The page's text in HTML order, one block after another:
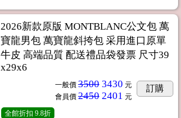
2026新款原版 MONTBLANC公文包 萬
寶龍男包 萬寶龍斜挎包 采用進口原單
牛皮 高端品質 配送禮品袋發票 尺寸39
x29x6
一般價 3500 3430 元
會員價 2450 2401 元
訂購
全館折扣 9.8折